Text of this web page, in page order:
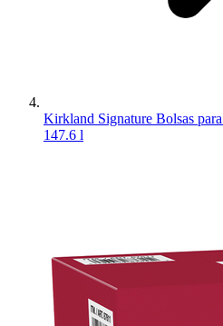
Kirkland Signature Bolsas
147.6 l